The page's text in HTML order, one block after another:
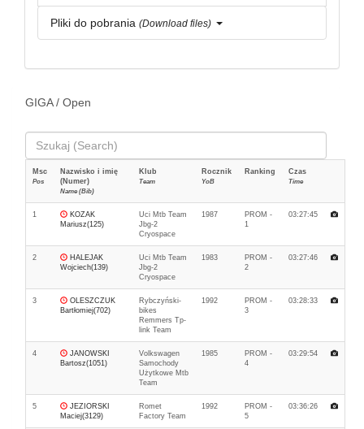
Pliki do pobrania (Download files)
GIGA / Open
Msc
Pos
Nazwisko i imię
(Numer)
Name (Bib)
Klub
Team
Rocznik
YoB
Ranking Czas
Time
1
KOZAK
Mariusz(125)
Uci Mtb Team
Jbg-2
Cryospace
1987
PROM -
1
03:27:45
2
HALEJAK
Wojciech(139)
Uci Mtb Team
Jbg-2
Cryospace
1983
PROM -
2
03:27:46
3
OLESZCZUK
Bartłomiej(702)
Rybczyński-
bikes
Remmers Tp-
link Team
1992
PROM -
3
03:28:33
4
JANOWSKI
Bartosz(1051)
Volkswagen
Samochody
Użytkowe Mtb
Team
1985
PROM -
4
03:29:54
5
JEZIORSKI
Maciej(3129)
Romet
Factory Team
1992
PROM -
5
03:36:26